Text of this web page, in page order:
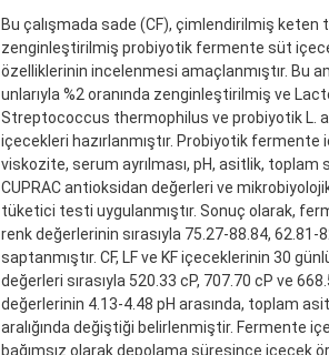
Bu çalışmada sade (CF), çimlendirilmiş keten
zenginleştirilmiş probiyotik fermente süt
özelliklerinin incelenmesi amaçlanmıştır. Bu
unlarıyla %2 oranında zenginleştirilmiş ve
Streptococcus thermophilus ve probiyotik L.
içecekleri hazırlanmıştır. Probiyotik
viskozite, serum ayrılması, pH, asitlik,
CUPRAC antioksidan değerleri ve
tüketici testi uygulanmıştır. Sonuç olarak,
renk değerlerinin sırasıyla 75.27-88.84,
saptanmıştır. CF, LF ve KF içeceklerinin 30
değerleri sırasıyla 520.33 cP, 707.70 cP ve
değerlerinin 4.13-4.48 pH arasında, toplam
aralığında değiştiği belirlenmiştir. Fermente
bağımsız olarak depolama süresince içecek